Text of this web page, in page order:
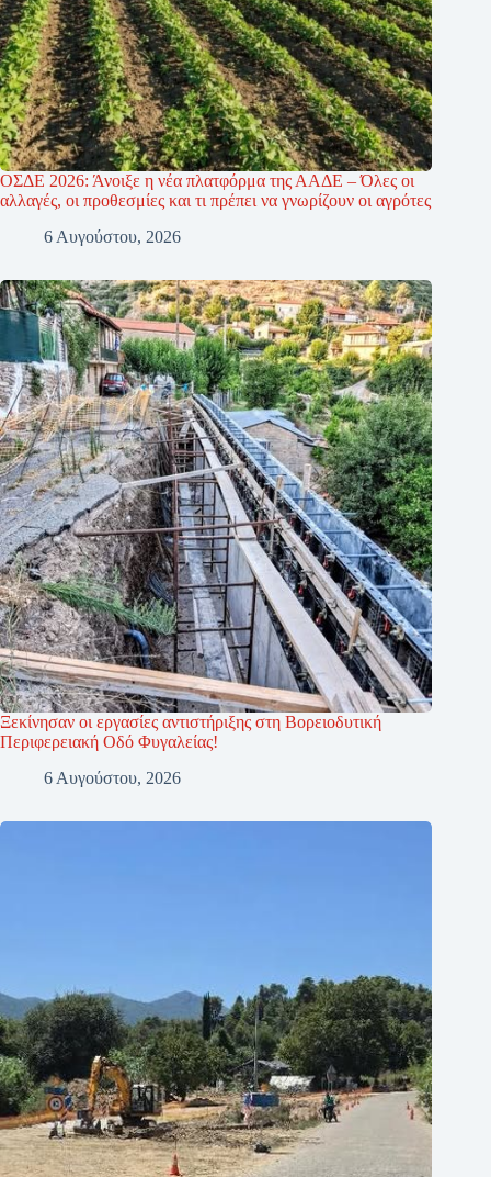
ΟΣΔΕ 2026: Άνοιξε η νέα πλατφόρμα της ΑΑΔΕ – Όλες οι
αλλαγές, οι προθεσμίες και τι πρέπει να γνωρίζουν οι αγρότες
6 Αυγούστου, 2026
Ξεκίνησαν οι εργασίες αντιστήριξης στη Βορειοδυτική
Περιφερειακή Οδό Φυγαλείας!
6 Αυγούστου, 2026